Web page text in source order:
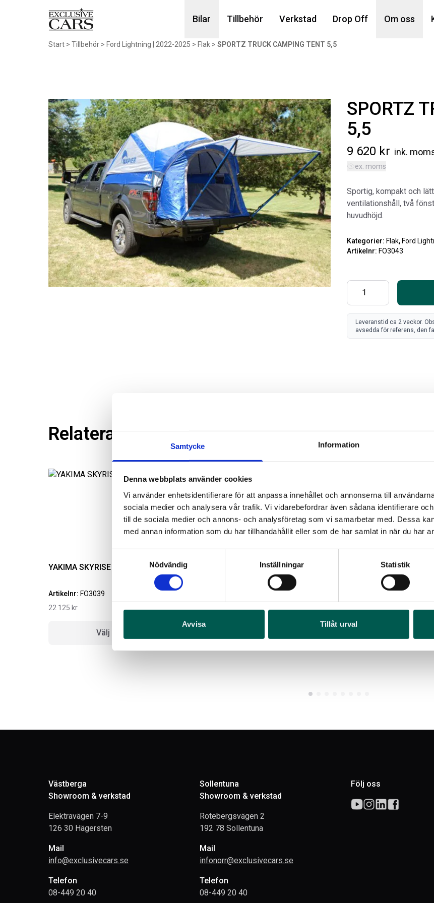
Samtycke Information
Denna webbplats använder cookies
Vi använder enhetsidentifierare för att anpassa innehållet och annonserna till
sociala medier och analysera vår trafik. Vi vidarebefordrar även sådana identifierare
till de sociala medier och annons- och analysföretag som vi samarbetar med. Dessa
med annan information som du har tillhandahållit eller som de har samlat in när du har
Nödvändig
Inställningar Statistik
Avvisa Tillåt urval
Bilar Tillbehör Verkstad Drop Off Om oss
Start > Tillbehör > Ford Lightning | 2022-2025 > Flak > SPORTZ TRUCK CAMPING TENT 5,5
SPORTZ
5,5
9 620 kr ink.
ex. moms
Sportig, kompakt och
ventilationshåll, två
huvudhöjd.
Kategorier: Flak, Ford
Artikelnr: FO3043
Leveranstid ca 2 veckor.
avsedda för referens, den
Relaterade produkter
YAKIMA SKYRISE HD MEDIUM TÄLT
Artikelnr: FO3039
22 125 kr
Välj alternativ
YAKIMA SIDE BARS SHORT
4 125kr
YAKIMA
13 713kr
Västberga
Showroom & verkstad
Elektravägen 7-9
126 30 Hägersten
Mail
info@exclusivecars.se
Telefon
08-449 20 40
Sollentuna
Showroom & verkstad
Rotebergsvägen 2
192 78 Sollentuna
Mail
infonorr@exclusivecars.se
Telefon
08-449 20 40
Följ oss